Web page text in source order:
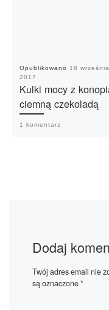
Opublikowano
18 września
2017
Kulki mocy z
ciemną czekoladą
1 komentarz
Dodaj
Twój adres email nie
są oznaczone*